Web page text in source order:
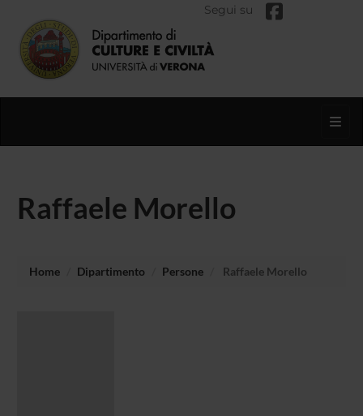
Segui su
Raffaele Morello
Home Dipartimento Persone Raffaele Morello